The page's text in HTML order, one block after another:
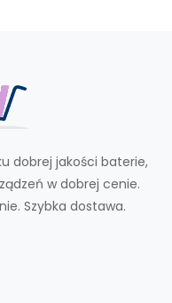
dobrej jakości baterie,
w dobrej cenie.
Szybka dostawa.